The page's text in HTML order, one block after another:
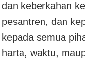
dan keberkahan
pesantren, dan
kepada semua
harta, waktu,